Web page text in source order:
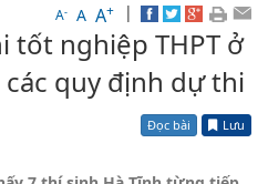
A- A A+ |
tốt nghiệp THPT ở
các quy định dự thi
Đọc bài Lưu